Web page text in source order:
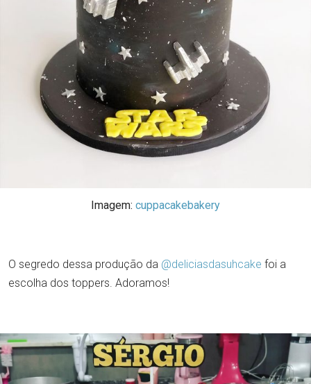
Imagem: cuppacakebakery
O segredo dessa produção da @deliciasdasuhcake foi a
escolha dos toppers. Adoramos!